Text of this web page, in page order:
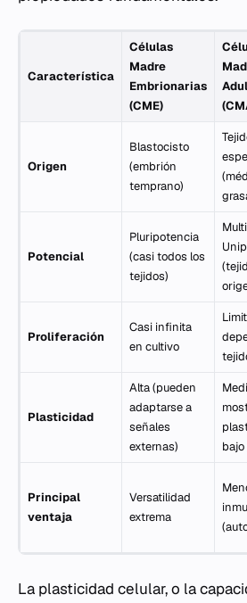
Característica
Células
Madre
Embrionarias
(CME)
Origen
Blastocisto
(embrión
temprano)
Potencial
Pluripotencia
(casi todos los
tejidos)
Proliferación
Casi infinita
en cultivo
Plasticidad
Alta (pueden
adaptarse a
señales
externas)
bajo
Principal
ventaja
Versatilidad
extrema
La plasticidad celular, o la